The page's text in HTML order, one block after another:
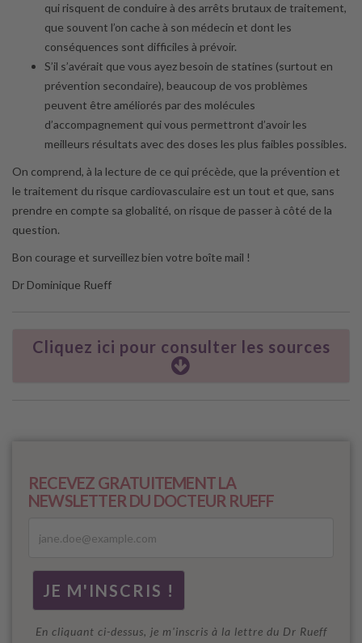
qui risquent de conduire à des arrêts brutaux de traitement,
que souvent l’on cache à son médecin et dont les
conséquences sont difficiles à prévoir.
S’il s’avérait que vous ayez besoin de statines (surtout en
prévention secondaire), beaucoup de vos problèmes
peuvent être améliorés par des molécules
d’accompagnement qui vous permettront d’avoir les
meilleurs résultats avec des doses les plus faibles possibles.
On comprend, à la lecture de ce qui précède, que la prévention et
le traitement du risque cardiovasculaire est un tout et que, sans
prendre en compte sa globalité, on risque de passer à côté de la
question.
Bon courage et surveillez bien votre boîte mail !
Dr Dominique Rueff
Cliquez ici pour consulter les sources
RECEVEZ GRATUITEMENT LA
NEWSLETTER DU DOCTEUR RUEFF
En cliquant ci-dessus, je m'inscris à la lettre du Dr Rueff